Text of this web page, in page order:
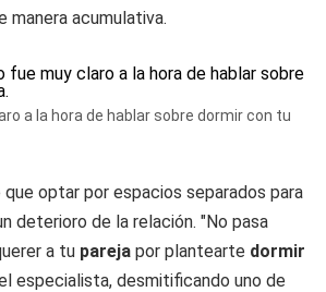
manera acumulativa.
a la hora de hablar sobre dormir con tu
optar por espacios separados para
deterioro de la relación. "No pasa
a tu pareja por plantearte dormir
especialista, desmitificando uno de